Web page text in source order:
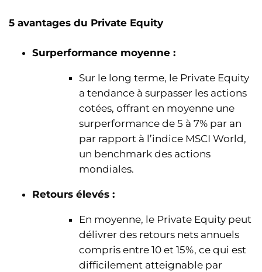
5 avantages du Private Equity
Surperformance moyenne :
Sur le long terme, le Private Equity
a tendance à surpasser les actions
cotées, offrant en moyenne une
surperformance de 5 à 7% par an
par rapport à l’indice MSCI World,
un benchmark des actions
mondiales.
Retours élevés :
En moyenne, le Private Equity peut
délivrer des retours nets annuels
compris entre 10 et 15%, ce qui est
difficilement atteignable par